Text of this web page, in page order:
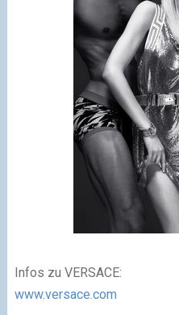
Infos zu VERSACE:
www.versace.com